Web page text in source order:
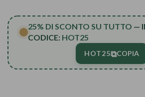
25% DI SCONTO SU TUTTO —
CODICE: HOT25
HOT25⧉COPIA